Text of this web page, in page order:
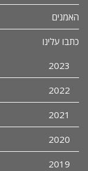
האמנים
כתבו עלינו
2023
2022
2021
2020
2019